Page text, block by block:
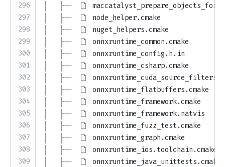
296
297
298
299
300
301
302
303
304
305
306
307
308
309
│   ├──
│   ├──
node_helper.cmake
│   ├──
nuget_helpers.cmake
│   ├──
onnxruntime_common.cmake
│   ├──
onnxruntime_config.h.in
│   ├──
onnxruntime_csharp.cmake
│   ├──
│   ├──
onnxruntime_flatbuffers.cmake
│   ├──
onnxruntime_framework.cmake
│   ├──
onnxruntime_framework.natvis
│   ├──
onnxruntime_fuzz_test.cmake
│   ├──
onnxruntime_graph.cmake
│   ├──
onnxruntime_ios.toolchain.cmake
│   ├──
onnxruntime_java_unittests.cmake